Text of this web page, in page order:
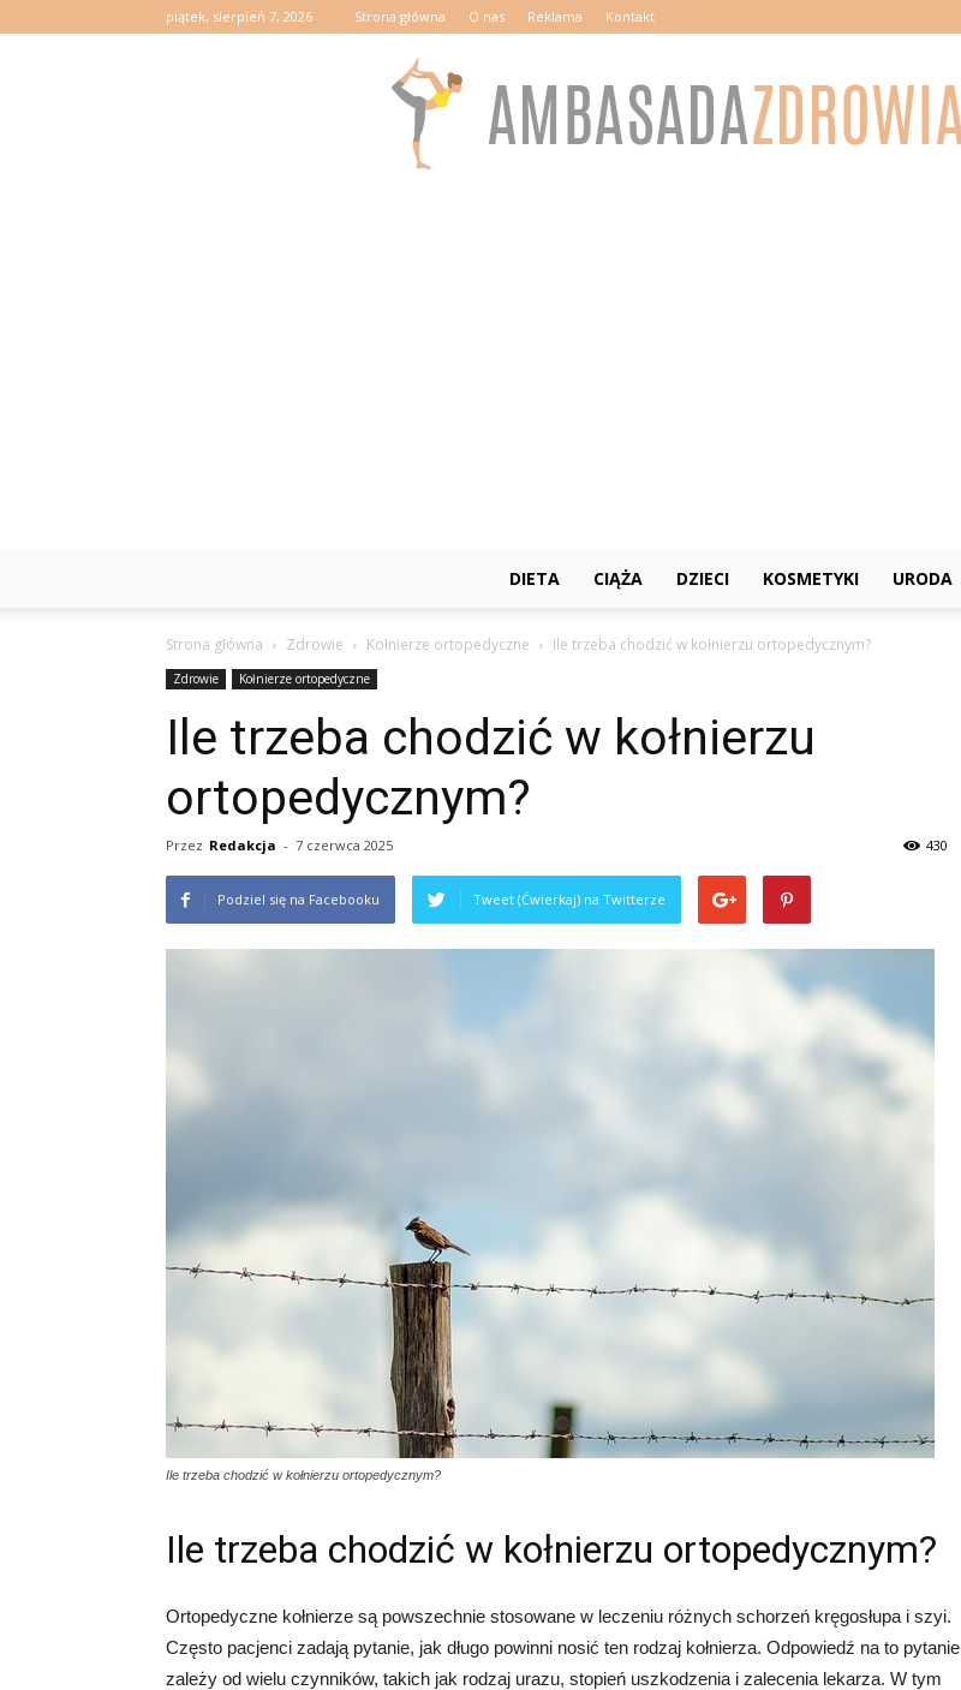
piątek, sierpień 7, 2026 Strona główna O nas Reklama Kontakt
DIETA CIĄŻA DZIECI KOSMETYKI URODA
Strona główna Zdrowie Kołnierze ortopedyczne Ile trzeba chodzić w kołnierzu ortopedycznym?
Zdrowie Kołnierze ortopedyczne
Ile trzeba chodzić w kołnierzu
ortopedycznym?
Przez Redakcja - 7 czerwca 2025 430
Podziel się na Facebooku Tweet (Ćwierkaj) na Twitterze
Ile trzeba chodzić w kołnierzu ortopedycznym?
Ile trzeba chodzić w kołnierzu ortopedycznym?
Ortopedyczne kołnierze są powszechnie stosowane w leczeniu różnych schorzeń kręgosłupa i szyi.
Często pacjenci zadają pytanie, jak długo powinni nosić ten rodzaj kołnierza. Odpowiedź na to pytanie
zależy od wielu czynników, takich jak rodzaj urazu, stopień uszkodzenia i zalecenia lekarza. W tym